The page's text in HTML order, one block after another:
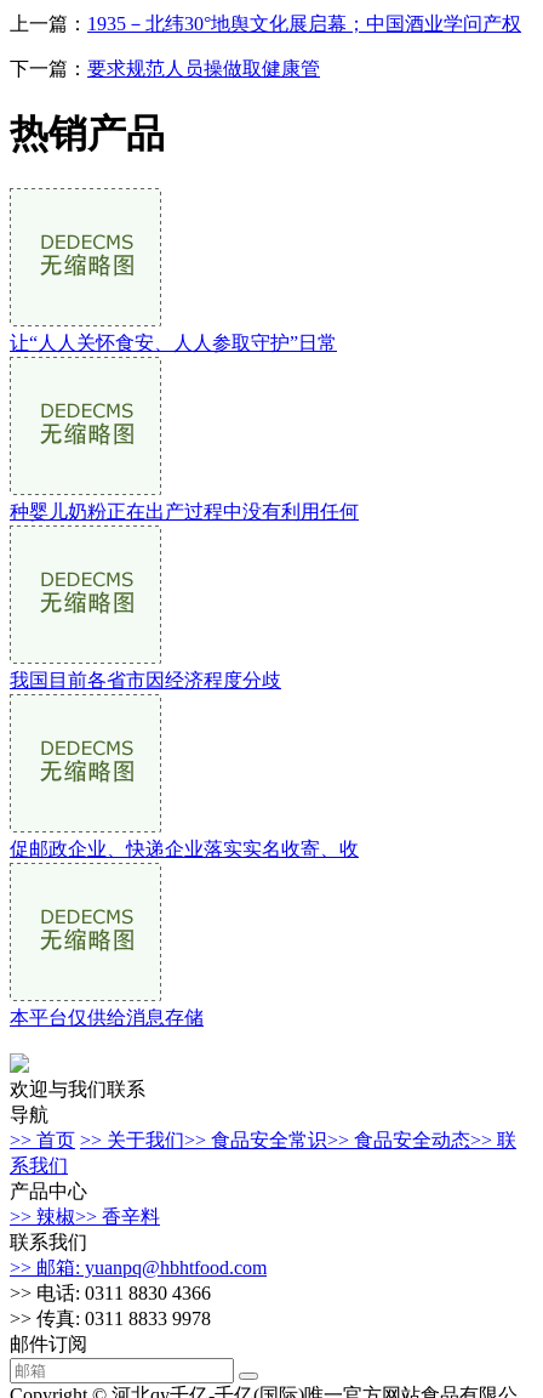
上一篇： 1935－北纬30°地舆文化展启幕；中国酒业学问产权
下一篇： 要求规范人员操做取健康管
热销产品
让“人人关怀食安、人人参取守护”日常
种婴儿奶粉正在出产过程中没有利用任何
我国目前各省市因经济程度分歧
促邮政企业、快递企业落实实名收寄、收
本平台仅供给消息存储
欢迎与我们联系
导航
>> 首页 >> 关于我们>> 食品安全常识>> 食品安全动态>> 联
系我们
产品中心
>> 辣椒>> 香辛料
联系我们
>> 邮箱: yuanpq@hbhtfood.com
>> 电话: 0311 8830 4366
>> 传真: 0311 8833 9978
邮件订阅